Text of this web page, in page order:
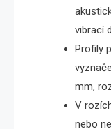
vibrací
Profily
mm,
V
nebo